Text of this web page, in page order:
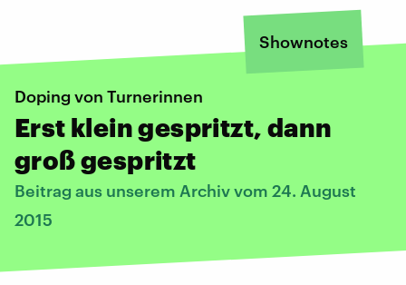
Shownotes
Doping von Turnerinnen
Erst klein gespritzt, dann
groß gespritzt
Beitrag aus unserem Archiv vom 24. August
2015